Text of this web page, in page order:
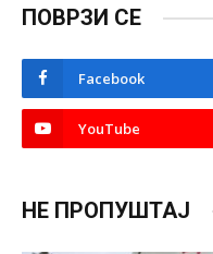
ПОВРЗИ СЕ
Facebook
YouTube
НЕ ПРОПУШТАЈ